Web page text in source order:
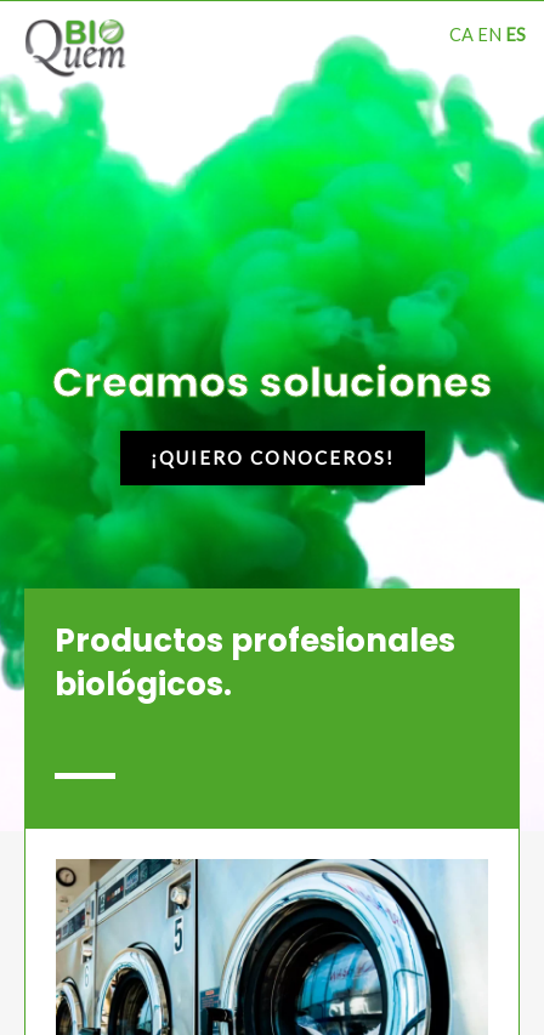
contenido
Creamos soluciones
¡QUIERO CONOCEROS!
Productos profesionales
biológicos.
CA EN ES